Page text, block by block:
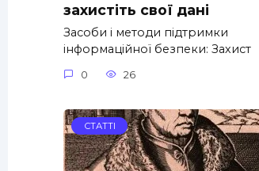
захистіть свої дані
Засоби і методи підтримки
інформаційної безпеки: Захист
0 26
СТАТТІ